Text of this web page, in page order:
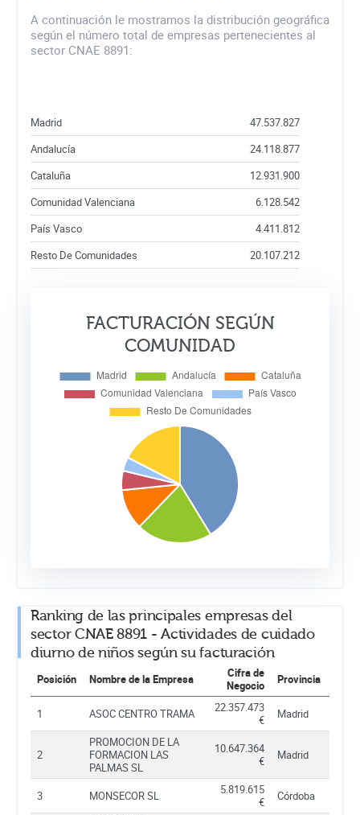
A continuación le mostramos la distribución geográfica
según el número total de empresas pertenecientes al
sector CNAE 8891:
Madrid
47.537.827
Andalucía
24.118.877
Cataluña
12.931.900
Comunidad Valenciana
6.128.542
País Vasco
4.411.812
Resto De Comunidades
20.107.212
FACTURACIÓN SEGÚN
COMUNIDAD
Ranking de las principales empresas del
sector CNAE 8891 - Actividades de cuidado
diurno de niños según su facturación
Posición Nombre de la Empresa
Cifra de
Negocio
Provincia
1 ASOC CENTRO TRAMA
22.357.473
€
Madrid
2
PROMOCION DE LA
FORMACION LAS
PALMAS SL
10.647.364
€
Madrid
3 MONSECOR SL
5.819.615
€
Córdoba